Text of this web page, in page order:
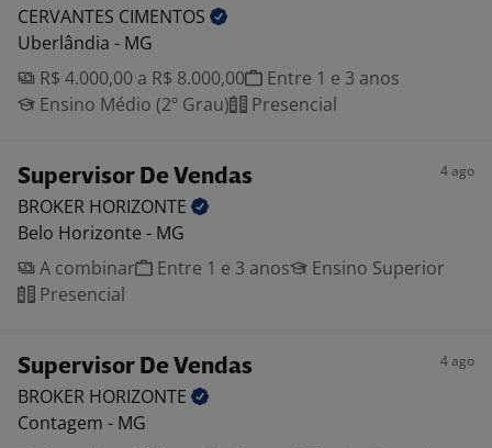
CERVANTES CIMENTOS
Uberlândia - MG
R$ 4.000,00 a R$ 8.000,00
Entre 1 e 3 anos
Ensino Médio (2º Grau)
Presencial
Supervisor De Vendas 4 ago
BROKER HORIZONTE
Belo Horizonte - MG
A combinar
Entre 1 e 3 anos
Ensino Superior
Presencial
Supervisor De Vendas 4 ago
BROKER HORIZONTE
Contagem - MG